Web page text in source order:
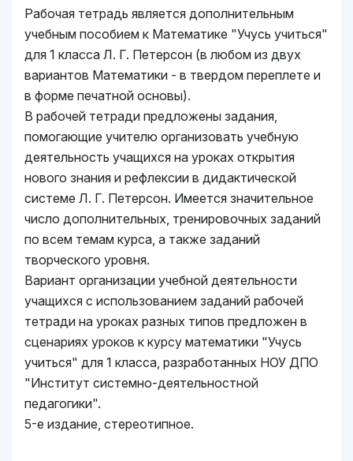
Рабочая тетрадь является дополнительным
учебным пособием к Математике "Учусь учиться"
для 1 класса Л. Г. Петерсон (в любом из двух
вариантов Математики - в твердом переплете и
в форме печатной основы).
В рабочей тетради предложены задания,
помогающие учителю организовать учебную
деятельность учащихся на уроках открытия
нового знания и рефлексии в дидактической
системе Л. Г. Петерсон. Имеется значительное
число дополнительных, тренировочных заданий
по всем темам курса, а также заданий
творческого уровня.
Вариант организации учебной деятельности
учащихся с использованием заданий рабочей
тетради на уроках разных типов предложен в
сценариях уроков к курсу математики "Учусь
учиться" для 1 класса, разработанных НОУ ДПО
"Институт системно-деятельностной
педагогики".
5-е издание, стереотипное.